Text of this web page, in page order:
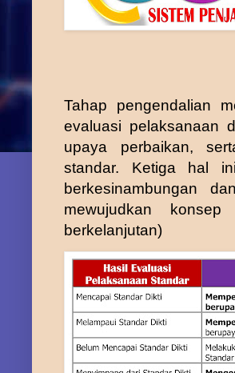
Tahap pengendalian
evaluasi pelaksanaan
upaya perbaikan,
standar. Ketiga hal
berkesinambungan
mewujudkan
berkelanjutan)